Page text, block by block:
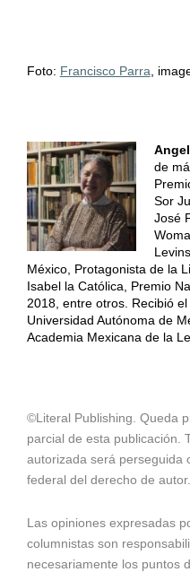
Foto: Francisco Parra ,
de
Sor
José
México, Protagonista de la
Isabel la Católica, Premio
2018, entre otros. Recibió
Universidad Autónoma de
Academia Mexicana de la
©Literal Publishing. Queda
parcial de esta publicación.
autorizada será perseguida
federal del derecho de autor.
Las opiniones expresadas
columnistas son
necesariamente los puntos